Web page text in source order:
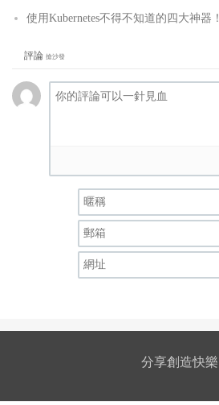
使用Kubernetes不得不知道的四大神器！
評論 搶沙發
分享創造快樂